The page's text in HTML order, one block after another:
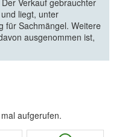
liegt, unter
für Sachmängel. Weitere
ausgenommen ist,
aufgerufen.